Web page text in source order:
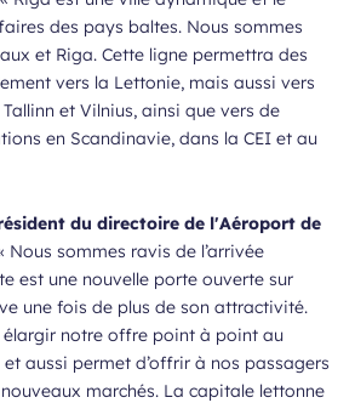
des pays baltes. Nous sommes
et Riga. Cette ligne permettra des
vers la Lettonie, mais aussi vers
et Vilnius, ainsi que vers de
en Scandinavie, dans la CEI et au
du directoire de l'Aéroport de
Nous sommes ravis de l’arrivée
est une nouvelle porte ouverte sur
une fois de plus de son attractivité.
notre offre point à point au
aussi permet d’offrir à nos passagers
marchés. La capitale lettonne